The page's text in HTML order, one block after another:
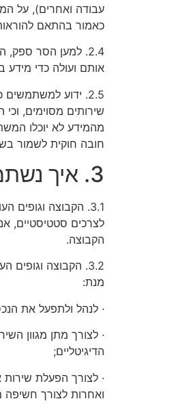
עבודה ואחרים), על
כאמור בהתאם
2.4. למען הסר
אותם ועולה כדי
2.5. ידוע
שירותים מסוימים,
מהמידע לא יוכלו
חובה חוקית לשמור
3. איך נשתמש במידע?
3.1. הקבוצה
לצרכים סטטיסטיים,
הקבוצה.
3.2. הקבוצה
מנת:
· לנהל ולתפעל את
· לצורך מתן מגוון
הדיגיטליים;
· לצורך הפעלת
ואחרות לצורך חשיפה